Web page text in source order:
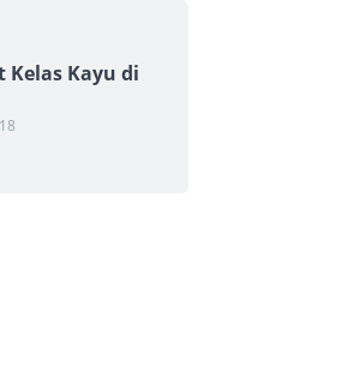
Kelas Kayu di